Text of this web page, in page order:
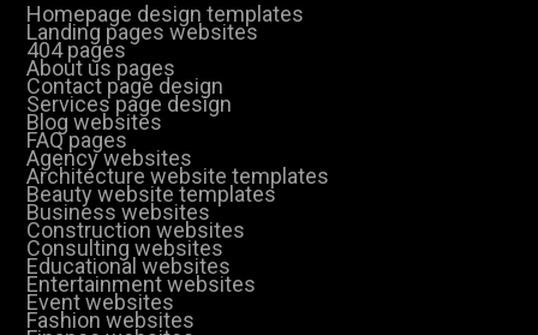
Homepage design templates
Landing pages websites
404 pages
About us pages
Contact page design
Services page design
Blog websites
FAQ pages
Agency websites
Architecture website templates
Beauty website templates
Business websites
Construction websites
Consulting websites
Educational websites
Entertainment websites
Event websites
Fashion websites